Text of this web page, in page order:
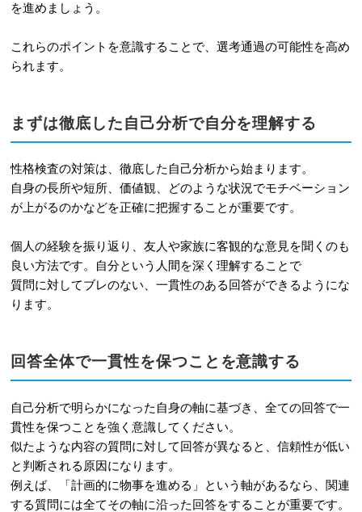
を進めましょう。
これらのポイントを意識することで、選考通過の可能性を高め
られます。
まずは徹底した自己分析で自分を理解する
性格検査の対策は、徹底した自己分析から始まります。
自身の長所や短所、価値観、どのような状況でモチベーション
が上がるのかなどを正確に把握することが重要です。
個人の経験を振り返り、友人や家族に客観的な意見を聞くのも
良い方法です。自分という人間を深く理解することで
質問に対してブレのない、一貫性のある回答ができるようにな
ります。
回答全体で一貫性を保つことを意識する
自己分析で明らかになった自身の軸に基づき、全ての回答で一
貫性を保つことを強く意識してください。
似たような内容の質問に対して回答が異なると、信頼性が低い
と判断される原因になります。
例えば、「計画的に物事を進める」という軸があるなら、関連
する質問には全てその軸に沿った回答をすることが重要です。